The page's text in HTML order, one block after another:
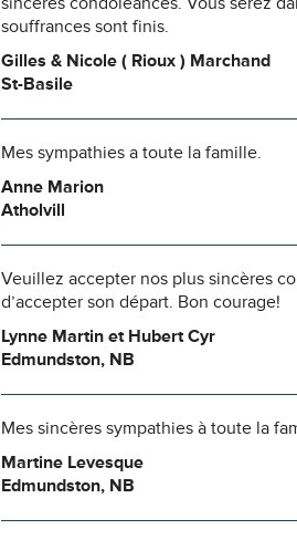
souffrances sont finis.
Gilles & Nicole ( Rioux ) Marchand
St-Basile
Mes sympathies a toute la famille.
Anne Marion
Atholvill
Veuillez accepter nos plus sincères
d’accepter son départ. Bon courage!
Lynne Martin et Hubert Cyr
Edmundston, NB
Mes sincères sympathies à toute la
Martine Levesque
Edmundston, NB